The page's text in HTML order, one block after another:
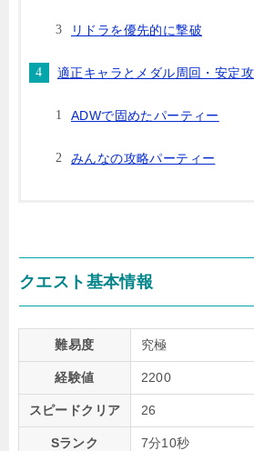
リドラを優先的に撃破
適正キャラとメダル周回・安定
ADWで固めたパーティー
みんなの攻略パーティー
クエスト基本情報
難易度 究極
経験値 2200
スピードクリア 26
Sランク 7分10秒